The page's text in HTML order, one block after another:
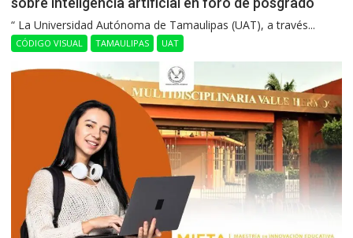
“ La Universidad Autónoma de Tamaulipas (UAT), a través...
CÓDIGO VISUAL TAMAULIPAS UAT